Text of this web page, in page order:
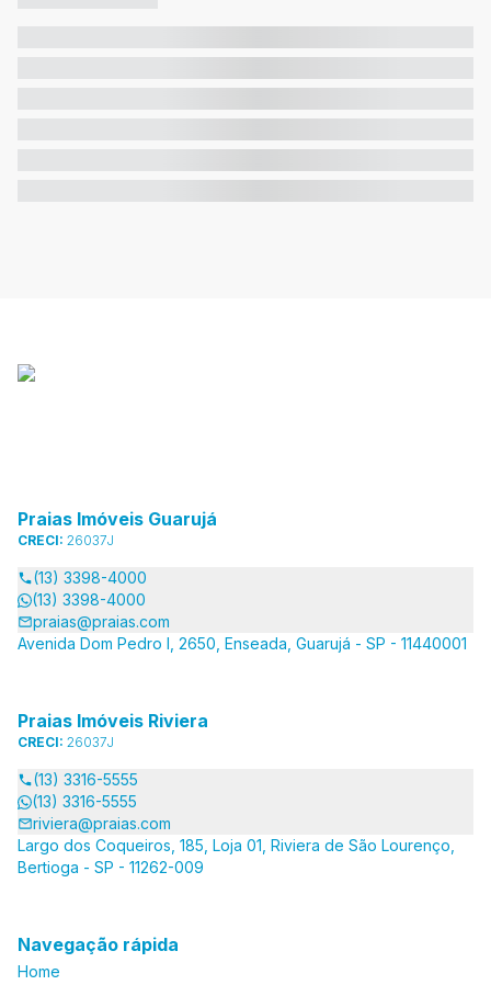
Praias Imóveis Guarujá
CRECI: 26037J
(13) 3398-4000
(13) 3398-4000
praias@praias.com
Avenida Dom Pedro I, 2650, Enseada, Guarujá - SP - 11440001
Praias Imóveis Riviera
CRECI: 26037J
(13) 3316-5555
(13) 3316-5555
riviera@praias.com
Largo dos Coqueiros, 185, Loja 01, Riviera de São Lourenço,
Bertioga - SP - 11262-009
Navegação rápida
Home